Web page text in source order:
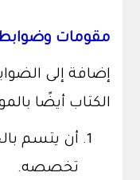
مقومات
إضافة إلى
الكتاب أيضًا
أن يتسم
تخصصه.